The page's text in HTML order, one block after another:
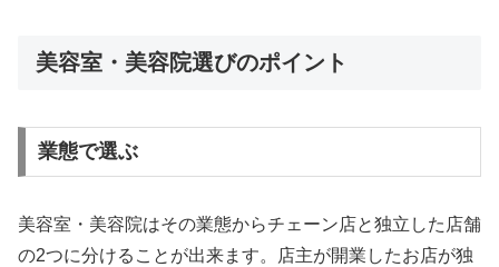
美容室・美容院選びのポイント
業態で選ぶ
美容室・美容院はその業態からチェーン店と独立した店舗
の2つに分けることが出来ます。店主が開業したお店が独